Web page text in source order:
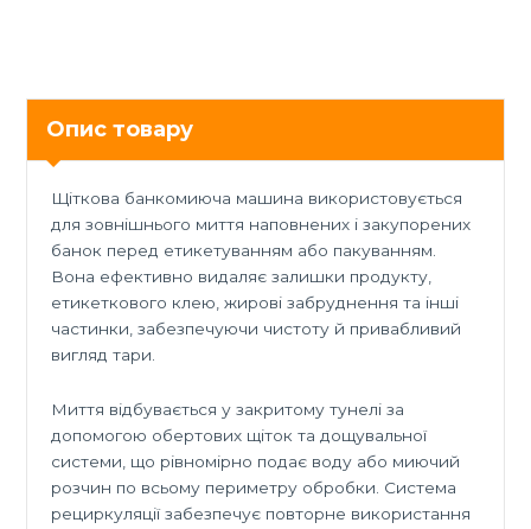
Опис товару
Щіткова банкомиюча машина використовується
для зовнішнього миття наповнених і закупорених
банок перед етикетуванням або пакуванням.
Вона ефективно видаляє залишки продукту,
етикеткового клею, жирові забруднення та інші
частинки, забезпечуючи чистоту й привабливий
вигляд тари.
Миття відбувається у закритому тунелі за
допомогою обертових щіток та дощувальної
системи, що рівномірно подає воду або миючий
розчин по всьому периметру обробки. Система
рециркуляції забезпечує повторне використання